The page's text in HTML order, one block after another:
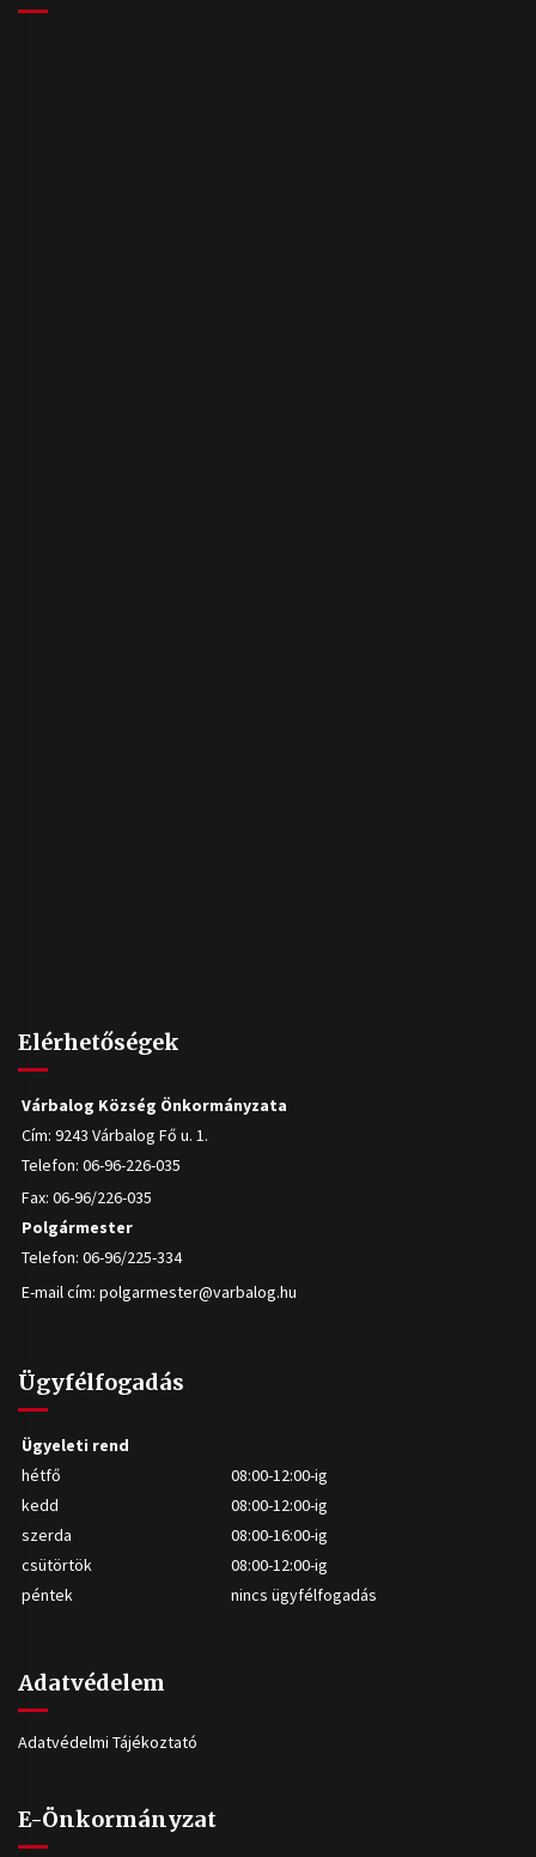
Elérhetőségek
Várbalog Község Önkormányzata
Cím: 9243 Várbalog Fő u. 1.
Telefon: 06-96-226-035
Fax: 06-96/226-035
Polgármester
Telefon: 06-96/225-334
E-mail cím: polgarmester@varbalog.hu
Ügyfélfogadás
Ügyeleti rend
hétfő
08:00-12:00-ig
kedd
08:00-12:00-ig
szerda
08:00-16:00-ig
csütörtök
08:00-12:00-ig
péntek
nincs ügyfélfogadás
Adatvédelem
Adatvédelmi Tájékoztató
E-Önkormányzat